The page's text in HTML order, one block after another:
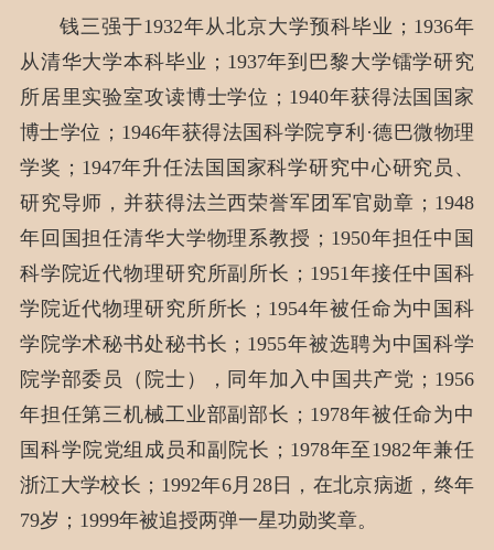
钱三强于1932年从北京大学预科毕业；1936年
从清华大学本科毕业；1937年到巴黎大学镭学研究
所居里实验室攻读博士学位；1940年获得法国国家
博士学位；1946年获得法国科学院亨利·德巴微物理
学奖；1947年升任法国国家科学研究中心研究员、
研究导师，并获得法兰西荣誉军团军官勋章；1948
年回国担任清华大学物理系教授；1950年担任中国
科学院近代物理研究所副所长；1951年接任中国科
学院近代物理研究所所长；1954年被任命为中国科
学院学术秘书处秘书长；1955年被选聘为中国科学
院学部委员（院士），同年加入中国共产党；1956
年担任第三机械工业部副部长；1978年被任命为中
国科学院党组成员和副院长；1978年至1982年兼任
浙江大学校长；1992年6月28日，在北京病逝，终年
79岁；1999年被追授两弹一星功勋奖章。